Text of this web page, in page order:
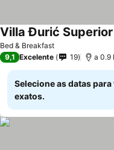
Bed & Breakfast
Villa Đurić Superior
9,1 Excelente 19 a 0.9
Selecione as datas
exatos.